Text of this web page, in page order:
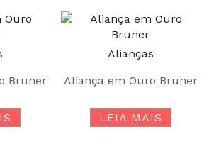
Bruner
Alianças
Aliança em Ouro Bruner
LEIA MAIS